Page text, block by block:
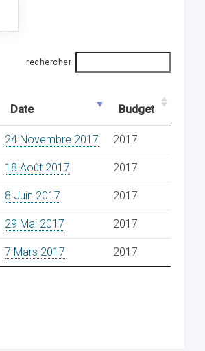
rechercher
Date Budget
24 Novembre 2017 2017
18 Août 2017 2017
8 Juin 2017 2017
29 Mai 2017 2017
7 Mars 2017 2017